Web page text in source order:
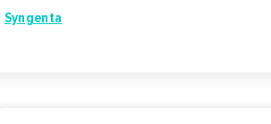
Syngenta